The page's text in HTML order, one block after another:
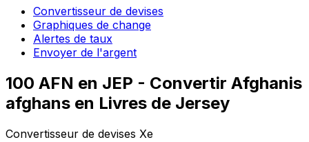
Convertisseur de devises
Graphiques de change
Alertes de taux
Envoyer de l'argent
100 AFN en JEP - Convertir Afghanis
afghans en Livres de Jersey
Convertisseur de devises Xe